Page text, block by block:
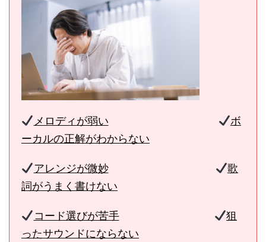
メロディが弱い
ボ
ーカルの正解がわからない
アレンジが微妙
歌
詞がうまく書けない
コード選びが苦手
狙
ったサウンドにならない